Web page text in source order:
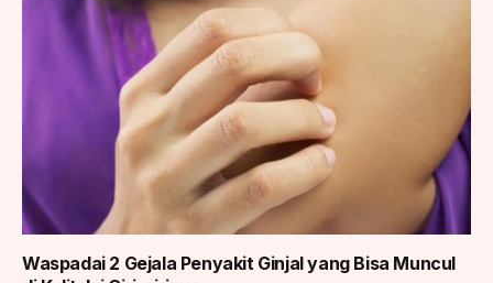
Waspadai 2 Gejala Penyakit Ginjal yang Bisa Muncul